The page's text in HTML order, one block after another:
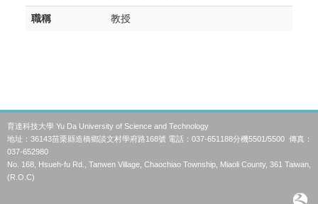
職稱 教授
育達科技大學 Yu Da University of Science and Technology
地址：36143苗栗縣造橋鄉談文村學府路168號 電話：037-651188分機5501/5500 傳真：
037-652980
No. 168, Hsueh-fu Rd., Tanwen Village, Chaochiao Township, Miaoli County, 361 Taiwan,
(R.O.C)